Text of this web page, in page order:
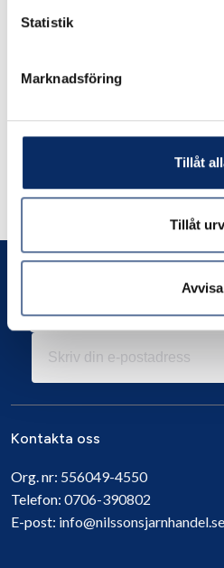
Statistik
Marknadsföring
Tillåt
Tillåt
Avvisa
Produktinformation
Liknande
Andra har även
Kontakta oss
Org. nr: 556049-4550
Telefon: 0706-390802
E-post: info@nilssonsjarnhandel.se